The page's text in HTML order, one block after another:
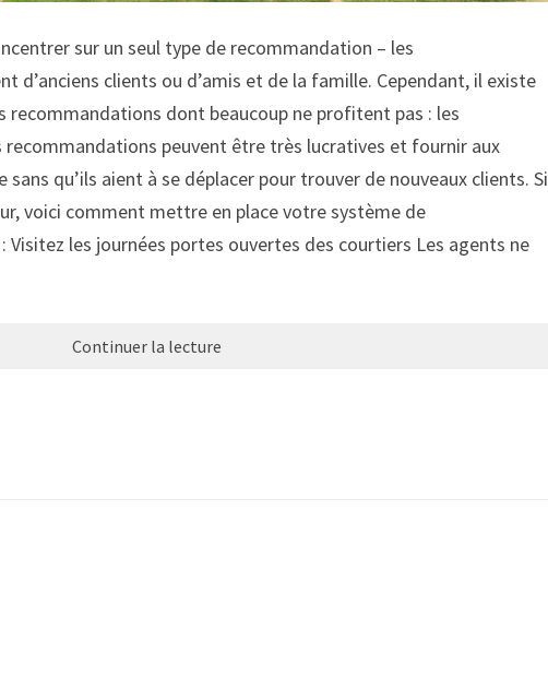
sur un seul type de recommandation – les
d’anciens clients ou d’amis et de la famille. Cependant, il existe
recommandations dont beaucoup ne profitent pas : les
recommandations peuvent être très lucratives et fournir aux
qu’ils aient à se déplacer pour trouver de nouveaux clients. Si
voici comment mettre en place votre système de
les journées portes ouvertes des courtiers Les agents ne
Continuer la lecture